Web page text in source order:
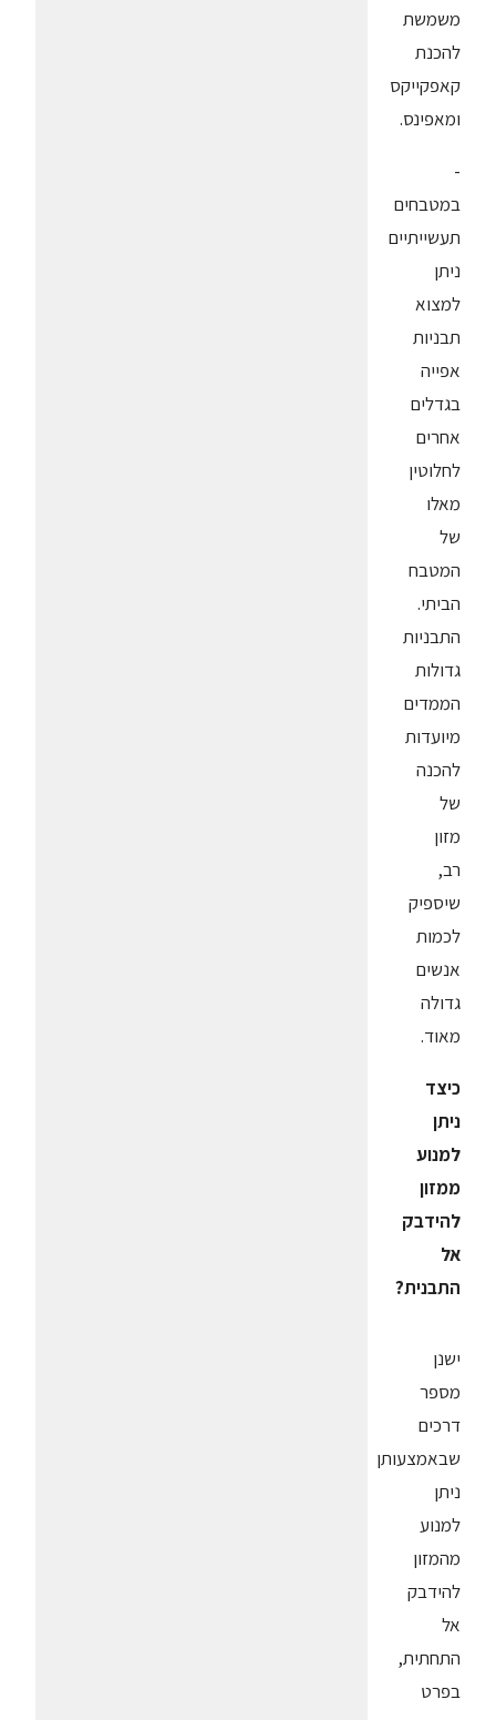
משמשת
להכנת
קאפקייקס
ומאפינס.
-
במטבחים
תעשייתיים
ניתן
למצוא
תבניות
אפייה
בגדלים
אחרים
לחלוטין
מאלו
של
המטבח
הביתי.
התבניות
גדולות
הממדים
מיועדות
להכנה
של
מזון
רב,
שיספיק
לכמות
אנשים
גדולה
מאוד.
כיצד
ניתן
למנוע
ממזון
להידבק
אל
התבנית?
ישנן
מספר
דרכים
שבאמצעותן
ניתן
למנוע
מהמזון
להידבק
אל
התחתית,
בפרט